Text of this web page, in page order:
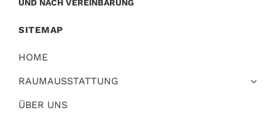
UND NACH VEREINBARUNG
SITEMAP
HOME
RAUMAUSSTATTUNG
ÜBER UNS